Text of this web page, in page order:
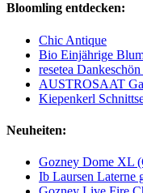
Bloomling entdecken:
Chic Antique
Bio Einjährige
resetea
AUSTROSAAT
Kiepenkerl
Neuheiten:
Gozney Dome XL
Ib Laursen Laterne